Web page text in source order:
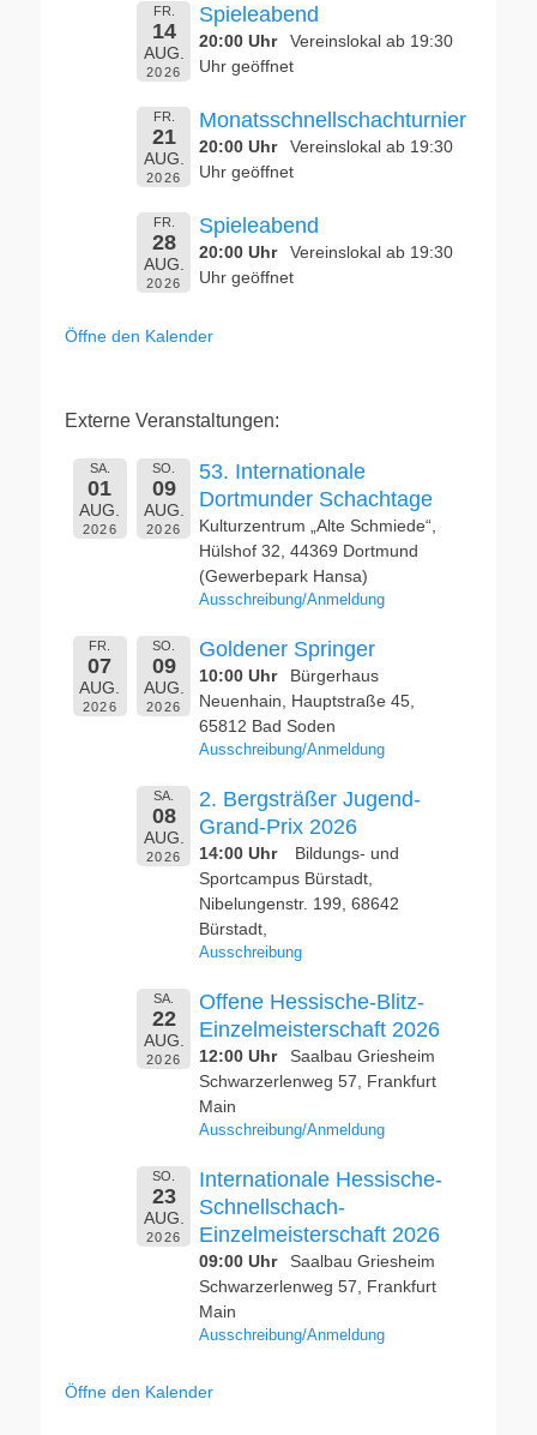
FR.
14
AUG.
2026
Spieleabend
20:00 Uhr
Vereinslokal ab 19:30
Uhr geöffnet
FR.
21
AUG.
2026
Monatsschnellschachturnier
20:00 Uhr
Vereinslokal ab 19:30
Uhr geöffnet
FR.
28
AUG.
2026
Spieleabend
20:00 Uhr
Vereinslokal ab 19:30
Uhr geöffnet
Öffne den Kalender
Externe Veranstaltungen:
SA.
01
AUG.
2026
SO.
09
AUG.
2026
53. Internationale
Dortmunder Schachtage
Kulturzentrum „Alte Schmiede“,
Hülshof 32, 44369 Dortmund
(Gewerbepark Hansa)
Ausschreibung/Anmeldung
FR.
07
AUG.
2026
SO.
09
AUG.
2026
Goldener Springer
10:00 Uhr
Bürgerhaus
Neuenhain, Hauptstraße 45,
65812 Bad Soden
Ausschreibung/Anmeldung
SA.
08
AUG.
2026
2. Bergsträßer Jugend-
Grand-Prix 2026
14:00 Uhr
Bildungs- und
Sportcampus Bürstadt,
Nibelungenstr. 199, 68642
Bürstadt,
Ausschreibung
SA.
22
AUG.
2026
Offene Hessische-Blitz-
Einzelmeisterschaft 2026
12:00 Uhr
Saalbau Griesheim
Schwarzerlenweg 57, Frankfurt
Main
Ausschreibung/Anmeldung
SO.
23
AUG.
2026
Internationale Hessische-
Schnellschach-
Einzelmeisterschaft 2026
09:00 Uhr
Saalbau Griesheim
Schwarzerlenweg 57, Frankfurt
Main
Ausschreibung/Anmeldung
Öffne den Kalender